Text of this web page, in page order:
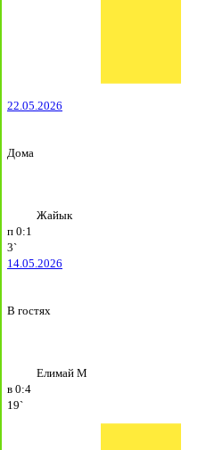
22.05.2026
Дома
Жайык
п 0:1
3`
14.05.2026
В гостях
Елимай М
в 0:4
19`